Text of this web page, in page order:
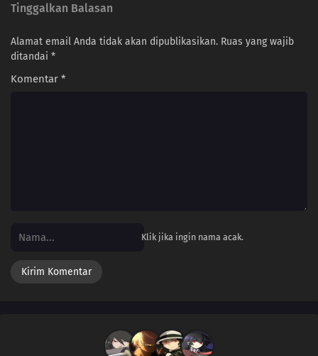
Tinggalkan Balasan
Alamat email Anda tidak akan dipublikasikan. Ruas yang wajib
ditandai *
Komentar *
Klik jika ingin nama acak.